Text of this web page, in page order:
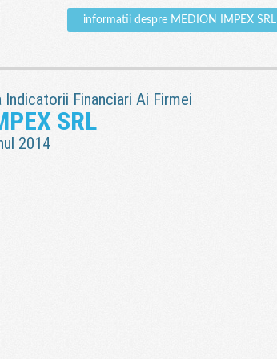
informatii despre MEDION IMPEX SRL
Financiari Ai Firmei
SRL
2014